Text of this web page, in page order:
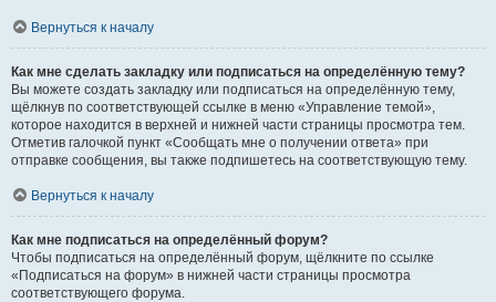
Вернуться к началу
Как мне сделать закладку или подписаться на определённую тему?
Вы можете создать закладку или подписаться на определённую тему,
щёлкнув по соответствующей ссылке в меню «Управление темой»,
которое находится в верхней и нижней части страницы просмотра тем.
Отметив галочкой пункт «Сообщать мне о получении ответа» при
отправке сообщения, вы также подпишетесь на соответствующую тему.
Вернуться к началу
Как мне подписаться на определённый форум?
Чтобы подписаться на определённый форум, щёлкните по ссылке
«Подписаться на форум» в нижней части страницы просмотра
соответствующего форума.